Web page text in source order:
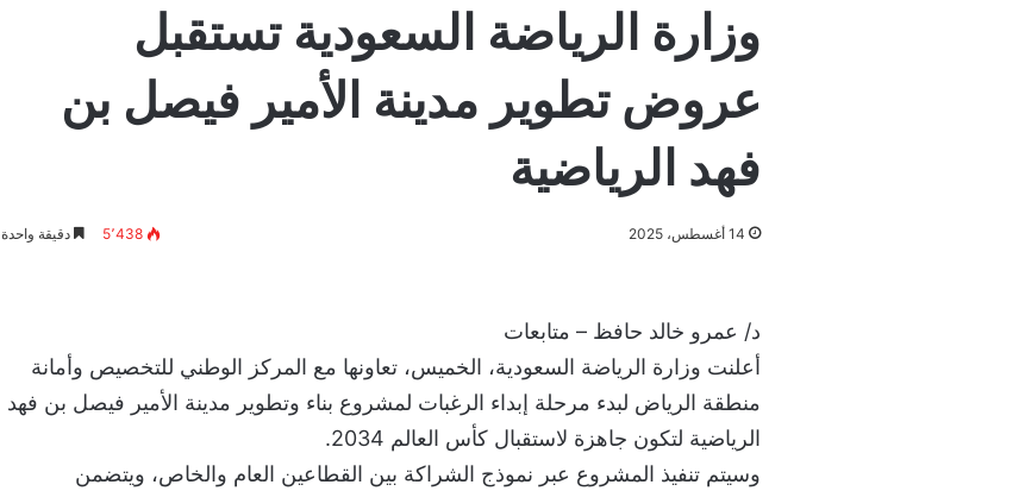
وزارة الرياضة السعودية تستقبل
عروض تطوير مدينة الأمير فيصل بن
فهد الرياضية
14 أغسطس، 2025 5٬438 دقيقة واحدة
د/ عمرو خالد حافظ – متابعات
‎أعلنت وزارة الرياضة السعودية، الخميس، تعاونها مع المركز الوطني للتخصيص وأمانة
منطقة الرياض لبدء مرحلة إبداء الرغبات لمشروع بناء وتطوير مدينة الأمير فيصل بن فهد
الرياضية لتكون جاهزة لاستقبال كأس العالم 2034.
‎وسيتم تنفيذ المشروع عبر نموذج الشراكة بين القطاعين العام والخاص، ويتضمن